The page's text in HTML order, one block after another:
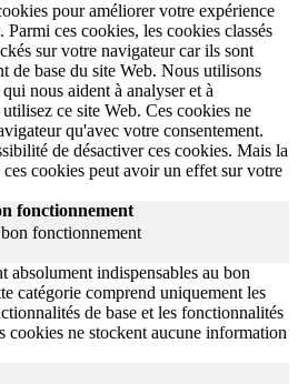
pour améliorer votre expérience
ces cookies, les cookies classés
sur votre navigateur car ils sont
de base du site Web. Nous utilisons
nous aident à analyser et à
ce site Web. Ces cookies ne
qu'avec votre consentement.
de désactiver ces cookies. Mais la
cookies peut avoir un effet sur votre
fonctionnement
fonctionnement
absolument indispensables au bon
catégorie comprend uniquement les
de base et les fonctionnalités
cookies ne stockent aucune information